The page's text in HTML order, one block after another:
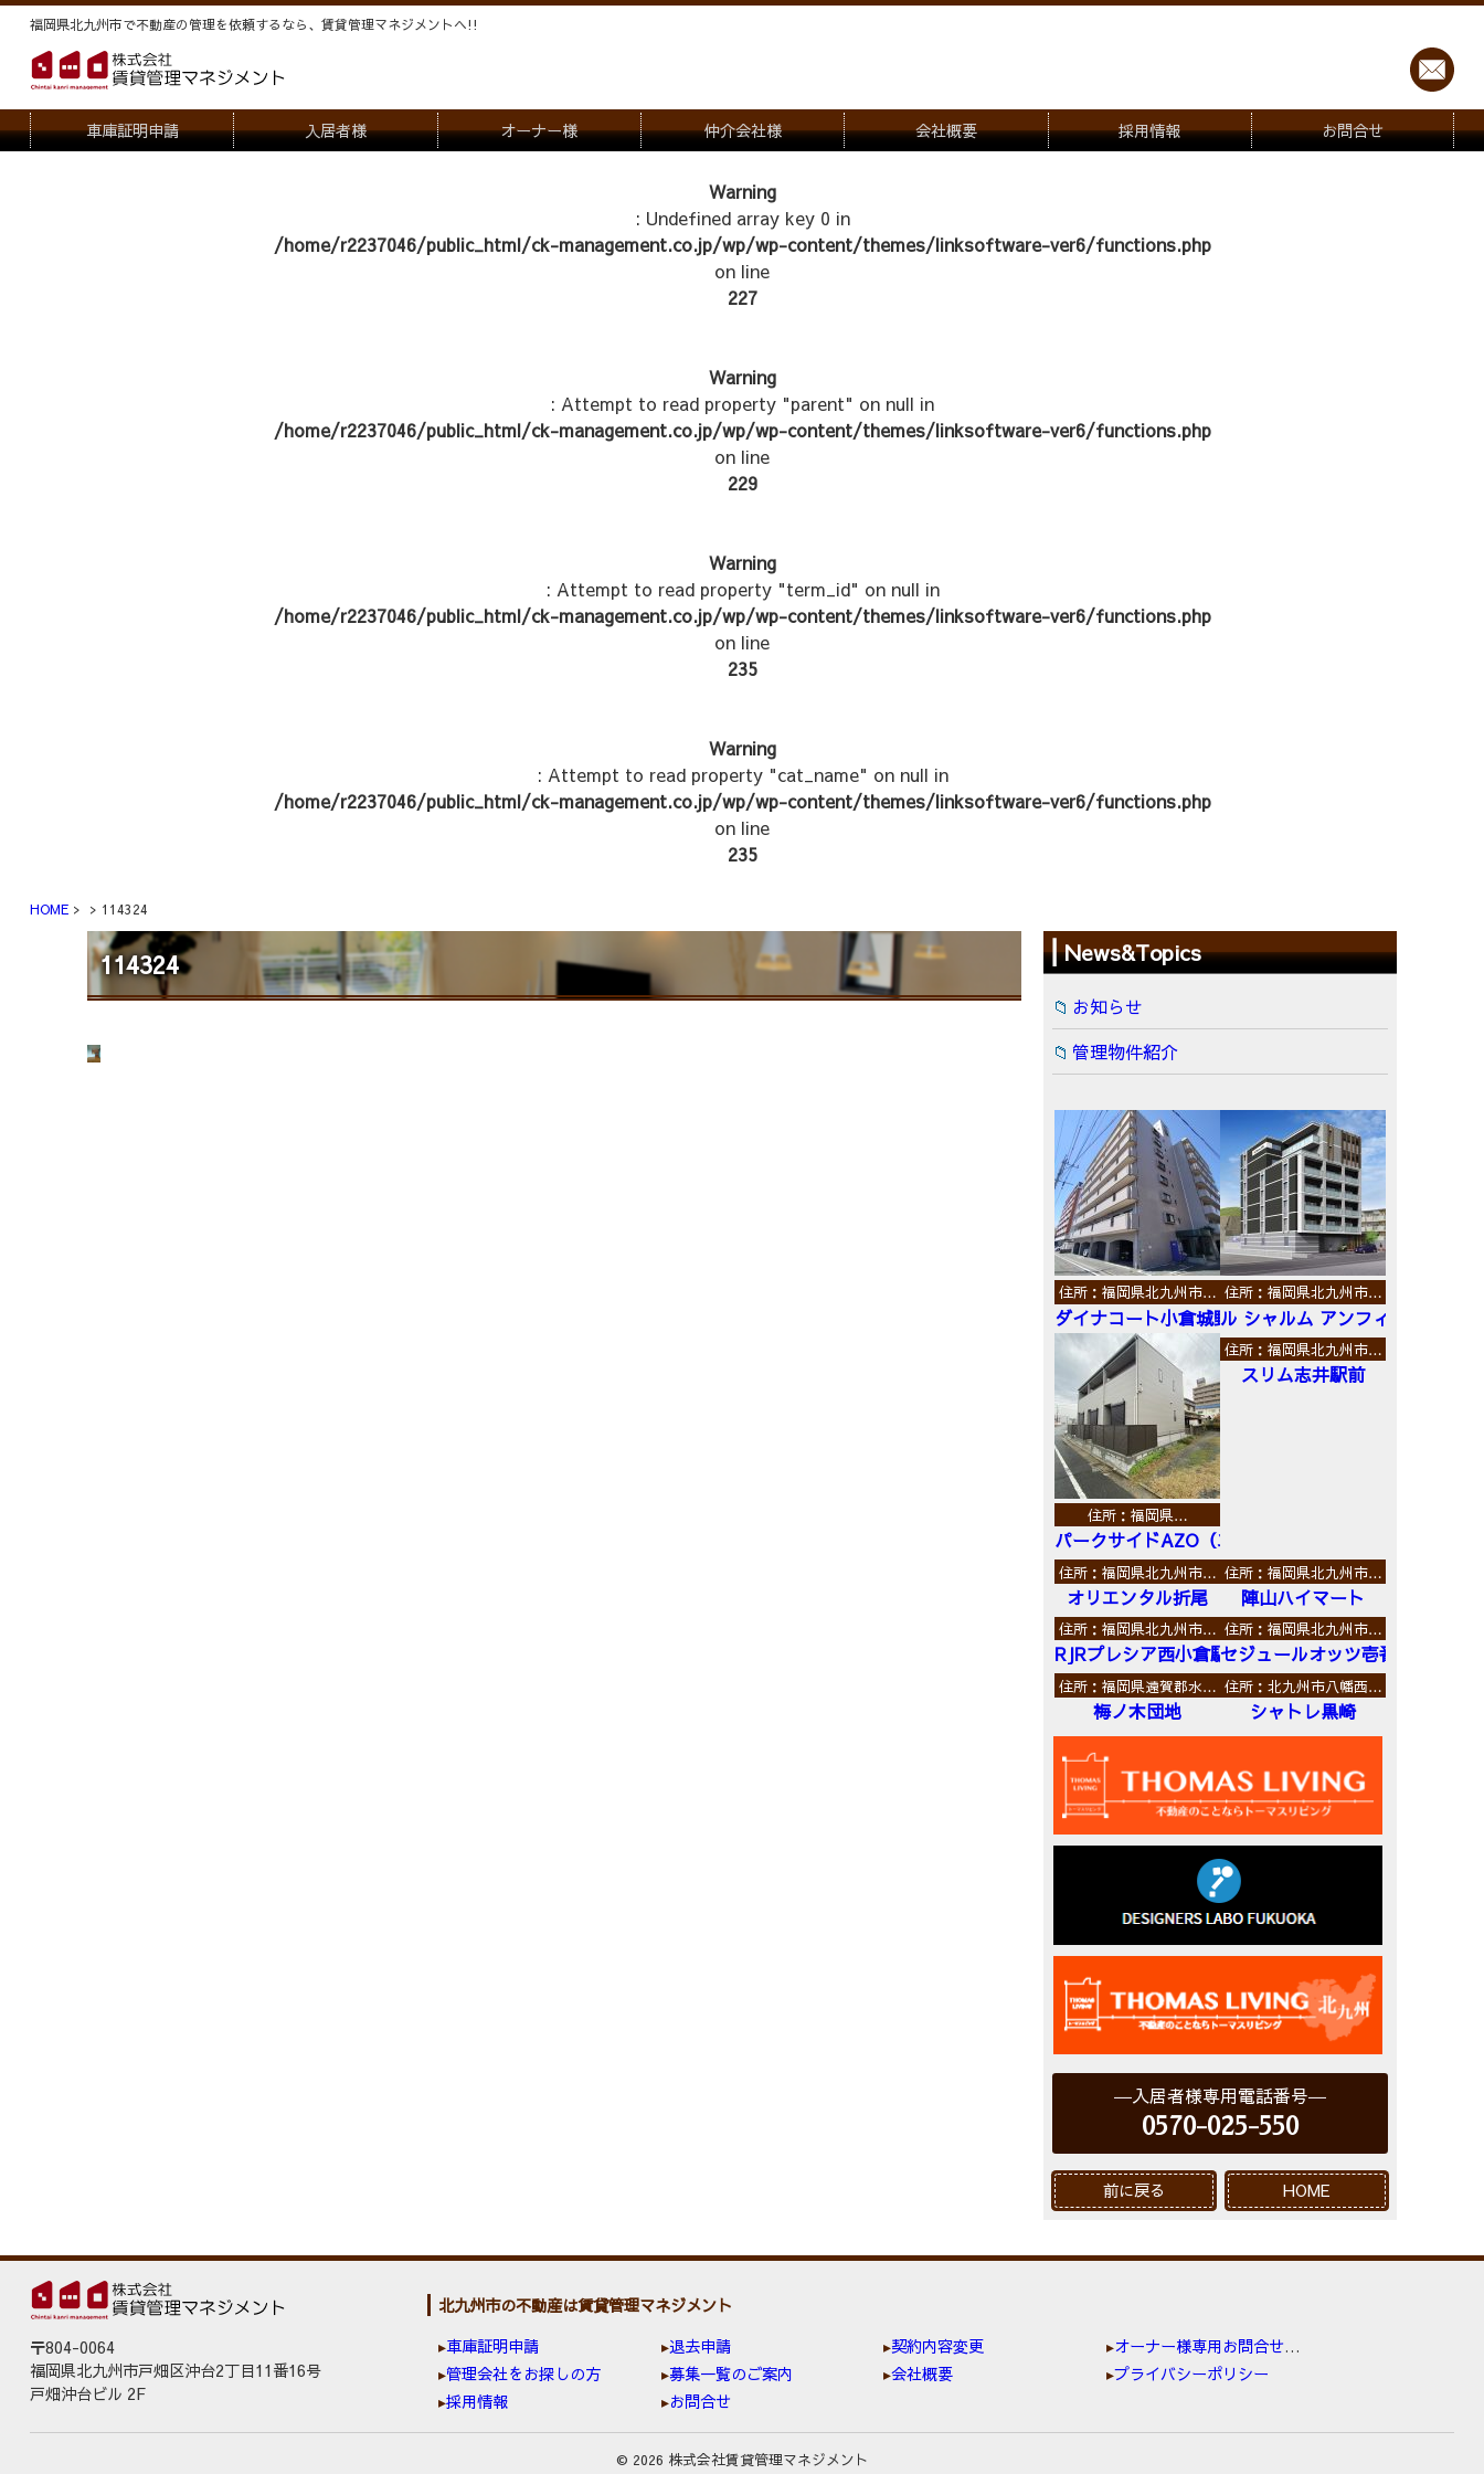
福岡県北九州市で不動産の管理を依頼するなら、賃貸管理マネジメントヘ!!
車庫証明申請 入居者様 オーナー様 仲介会社様
物件写真
管理物件紹介
会社概要 採用情報 お問合せ
Warning
: Undefined array key 0 in
/home/r2237046/public_html/ck-management.co.jp/wp/wp-content/themes/linksoftware-ver6/functions.php
on line
227
Warning
: Attempt to read property "parent" on null in
/home/r2237046/public_html/ck-management.co.jp/wp/wp-content/themes/linksoftware-ver6/functions.php
on line
229
Warning
: Attempt to read property "term_id" on null in
/home/r2237046/public_html/ck-management.co.jp/wp/wp-content/themes/linksoftware-ver6/functions.php
on line
235
Warning
: Attempt to read property "cat_name" on null in
/home/r2237046/public_html/ck-management.co.jp/wp/wp-content/themes/linksoftware-ver6/functions.php
on line
235
HOME 114324
114324 News&Topics
お知らせ
管理物件紹介
住所：福岡県北九州市…
ダイナコート小倉城野
住所：福岡県北九州市…
ル シャルム アンフィニ
住所：福岡県…
パークサイドAZO（エーゼットオー）
住所：福岡県北九州市…
スリム志井駅前
住所：福岡県北九州市…
オリエンタル折尾
住所：福岡県北九州市…
陣山ハイマート
住所：福岡県北九州市…
RJRプレシア西小倉駅前
住所：福岡県北九州市…
セジュールオッツ壱番館
住所：福岡県遠賀郡水…
梅ノ木団地
住所：北九州市八幡西…
シャトレ黒崎
入居者様専用電話番号
0570-025-550
前に戻る HOME
〒804-0064
福岡県北九州市戸畑区沖台2丁目11番16号
戸畑沖台ビル 2F
北九州市の不動産は賃貸管理マネジメント
車庫証明申請
退去申請 契約内容変更
オーナー様専用お問合せ窓口
管理会社をお探しの方
募集一覧のご案内 会社概要
プライバシーポリシー
採用情報
お問合せ
© 2026 株式会社賃貸管理マネジメント